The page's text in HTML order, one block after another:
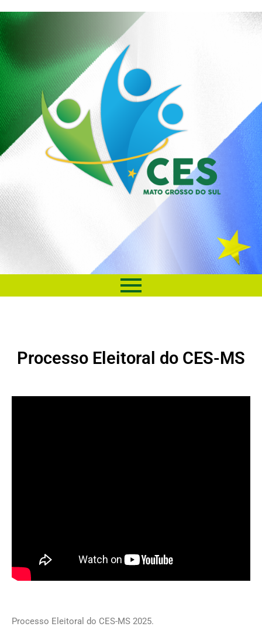
Processo Eleitoral do CES-MS
Processo Eleitoral do CES-MS 2025.